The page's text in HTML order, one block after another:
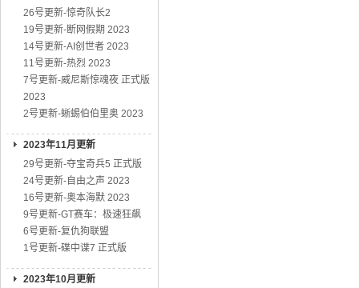
26号更新-惊奇队长2
19号更新-断网假期 2023
14号更新-AI创世者 2023
11号更新-热烈 2023
7号更新-威尼斯惊魂夜 正式版
2023
2号更新-蜥蜴伯伯里奥 2023
2023年11月更新
29号更新-夺宝奇兵5 正式版
24号更新-自由之声 2023
16号更新-奥本海默 2023
9号更新-GT赛车：极速狂飙
6号更新-复仇狗联盟
1号更新-碟中谍7 正式版
2023年10月更新